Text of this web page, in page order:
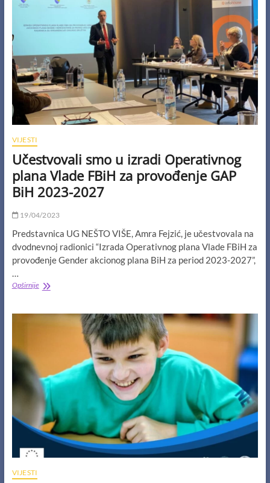
Fund
Local
Bosnia
and
Herzegovina
VIJESTI
Učestvovali smo u izradi Operativnog
plana Vlade FBiH za provođenje GAP
BiH 2023-2027
19/04/2023
Predstavnica UG NEŠTO VIŠE, Amra Fejzić, je učestvovala na
dvodnevnoj radionici “Izrada Operativnog plana Vlade FBiH za
provođenje Gender akcionog plana BiH za period 2023-2027”,
…
OpširnijeUčestvovali
izradi
za
provođenje
GAP
BiH
2023-
2027
VIJESTI